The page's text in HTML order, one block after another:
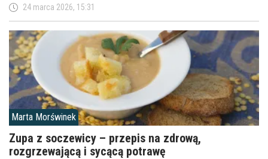
24 marca 2026, 15:31
Marta Morświnek
Zupa z soczewicy – przepis na zdrową,
rozgrzewającą i sycącą potrawę